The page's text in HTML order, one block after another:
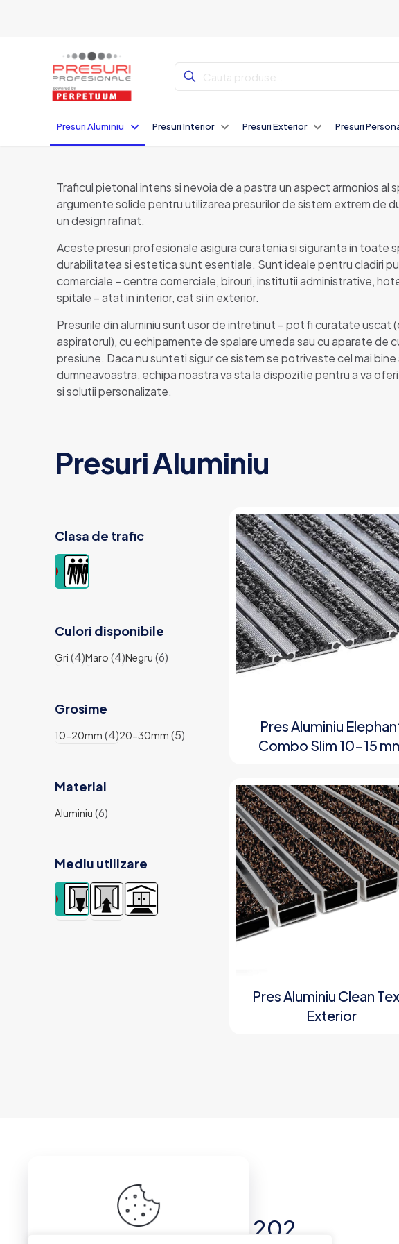
Presuri Aluminiu Presuri Interior Presuri Exterior Presuri
Traficul pietonal intens si nevoia de a pastra un aspect armonios al
argumente solide pentru utilizarea presurilor de sistem extrem de
un design rafinat.
Aceste presuri profesionale asigura curatenia si siguranta in toate
durabilitatea si estetica sunt esentiale. Sunt ideale pentru cladiri
comerciale – centre comerciale, birouri, institutii administrative,
spitale – atat in interior, cat si in exterior.
Presurile din aluminiu sunt usor de intretinut – pot fi curatate uscat
aspiratorul), cu echipamente de spalare umeda sau cu aparate de
presiune. Daca nu sunteti sigur ce sistem se potriveste cel mai bine
dumneavoastra, echipa noastra va sta la dispozitie pentru a va
si solutii personalizate.
Presuri Aluminiu
Clasa de trafic
Culori disponibile
Gri (4)Maro (4)Negru (6)
Grosime
10-20mm (4)20-30mm (5)
Material
Aluminiu (6)
Mediu utilizare
Pres Aluminiu
Combo Slim 10-15
Pres Aluminiu Clean
Exterior
Relatii Clienti
+40 741 146 202